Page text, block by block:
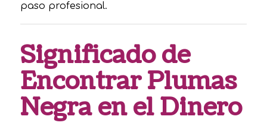
paso profesional.
Significado de
Encontrar Plumas
Negra en el Dinero